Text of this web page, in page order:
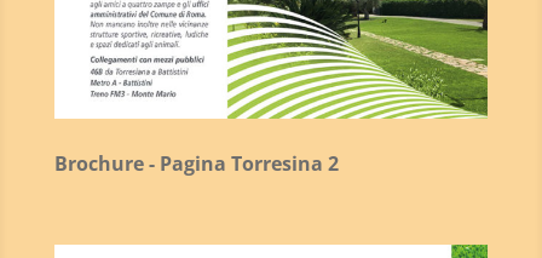
Brochure - Pagina Torresina 2